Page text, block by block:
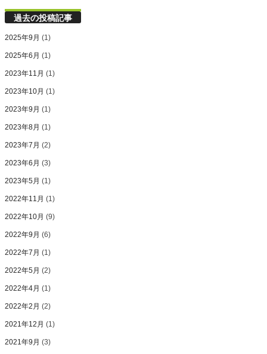
過去の投稿記事
2025年9月 (1)
2025年6月 (1)
2023年11月 (1)
2023年10月 (1)
2023年9月 (1)
2023年8月 (1)
2023年7月 (2)
2023年6月 (3)
2023年5月 (1)
2022年11月 (1)
2022年10月 (9)
2022年9月 (6)
2022年7月 (1)
2022年5月 (2)
2022年4月 (1)
2022年2月 (2)
2021年12月 (1)
2021年9月 (3)